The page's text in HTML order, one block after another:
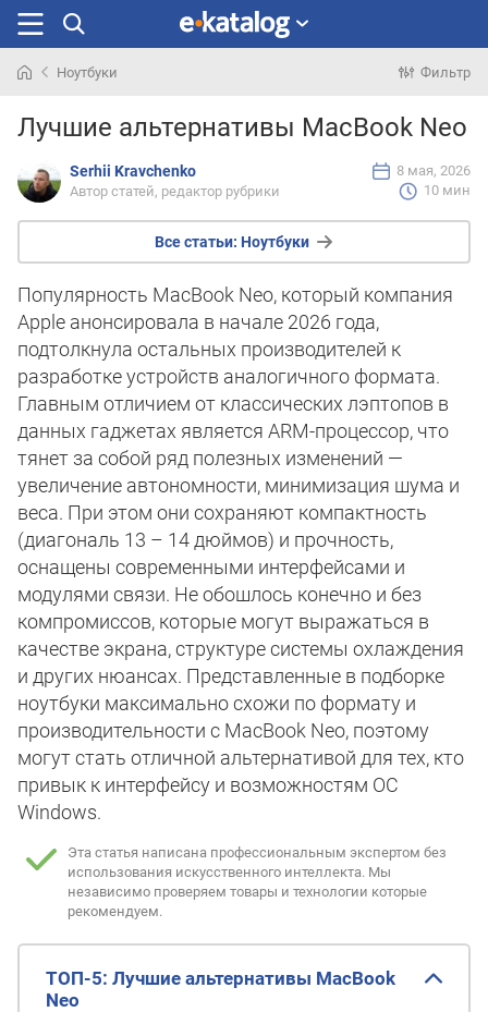
раньше
Ноутбуки Фильтр
Лучшие альтернативы MacBook Neo
Serhii Kravchenko
Автор статей, редактор рубрики 10 мин
8 мая, 2026
Все статьи: Ноутбуки
Популярность MacBook Neo, который компания
Apple анонсировала в начале 2026 года,
подтолкнула остальных производителей к
разработке устройств аналогичного формата.
Главным отличием от классических лэптопов в
данных гаджетах является ARM-процессор, что
тянет за собой ряд полезных изменений —
увеличение автономности, минимизация шума и
веса. При этом они сохраняют компактность
(диагональ 13 – 14 дюймов) и прочность,
оснащены современными интерфейсами и
модулями связи. Не обошлось конечно и без
компромиссов, которые могут выражаться в
качестве экрана, структуре системы охлаждения
и других нюансах. Представленные в подборке
ноутбуки максимально схожи по формату и
производительности с MacBook Neo, поэтому
могут стать отличной альтернативой для тех, кто
привык к интерфейсу и возможностям ОС
Windows.
Эта статья написана профессиональным экспертом без
использования искусственного интеллекта. Мы
независимо проверяем товары и технологии которые
рекомендуем.
ТОП-5: Лучшие альтернативы MacBook
Neo